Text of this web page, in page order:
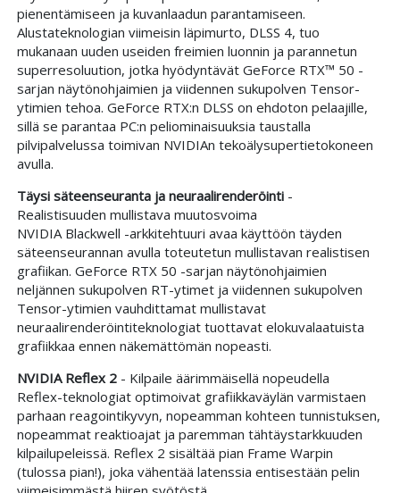
pienentämiseen ja kuvanlaadun parantamiseen.
‌Alustateknologian viimeisin läpimurto, DLSS 4, tuo
mukanaan uuden useiden freimien luonnin ja parannetun
superresoluution, jotka hyödyntävät GeForce RTX™ 50 -
sarjan näytönohjaimien ja viidennen sukupolven Tensor-
ytimien tehoa. GeForce RTX:n DLSS on ehdoton pelaajille,
sillä se parantaa PC:n peliominaisuuksia taustalla
pilvipalvelussa toimivan NVIDIAn tekoälysupertietokoneen
avulla.
Täysi säteenseuranta ja neuraalirenderöinti-
Realistisuuden mullistava muutosvoima
NVIDIA Blackwell -arkkitehtuuri avaa käyttöön täyden
säteenseurannan avulla toteutetun mullistavan realistisen
grafiikan. GeForce RTX 50 -sarjan näytönohjaimien
neljännen sukupolven RT-ytimet ja viidennen sukupolven
Tensor-ytimien vauhdittamat mullistavat
neuraalirenderöintiteknologiat tuottavat elokuvalaatuista
grafiikkaa ennen näkemättömän nopeasti.
NVIDIA Reflex 2- Kilpaile äärimmäisellä nopeudella
Reflex-teknologiat optimoivat grafiikkaväylän varmistaen
parhaan reagointikyvyn, nopeamman kohteen tunnistuksen,
nopeammat reaktioajat ja paremman tähtäystarkkuuden
kilpailupeleissä. Reflex 2 sisältää pian Frame Warpin
(tulossa pian!), joka vähentää latenssia entisestään pelin